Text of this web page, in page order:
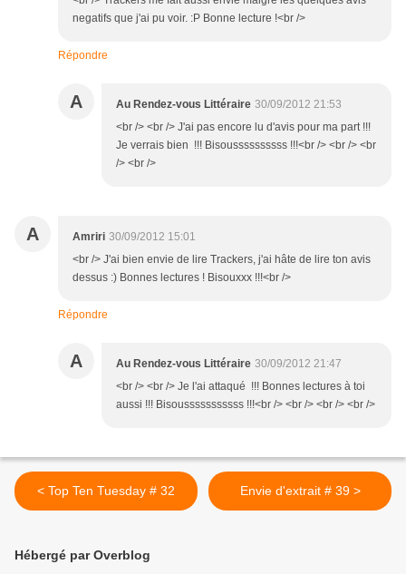
negatifs que j'ai pu voir. :P Bonne lecture !<br />
Répondre
A Au Rendez-vous Littéraire 30/09/2012 21:53
<br /> <br /> J'ai pas encore lu d'avis pour ma part !!!
Je verrais bien !!! Bisoussssssssss !!!<br /> <br /> <br
/> <br />
A Amriri 30/09/2012 15:01
<br /> J'ai bien envie de lire Trackers, j'ai hâte de lire ton avis
dessus :) Bonnes lectures ! Bisouxxx !!!<br />
Répondre
A Au Rendez-vous Littéraire 30/09/2012 21:47
<br /> <br /> Je l'ai attaqué !!! Bonnes lectures à toi
aussi !!! Bisousssssssssss !!!<br /> <br /> <br /> <br />
< Top Ten Tuesday # 32 Envie d'extrait # 39 >
Hébergé par Overblog